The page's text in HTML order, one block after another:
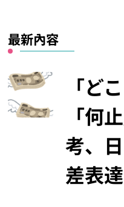
最新內容
「ど
「何
考、
差表達